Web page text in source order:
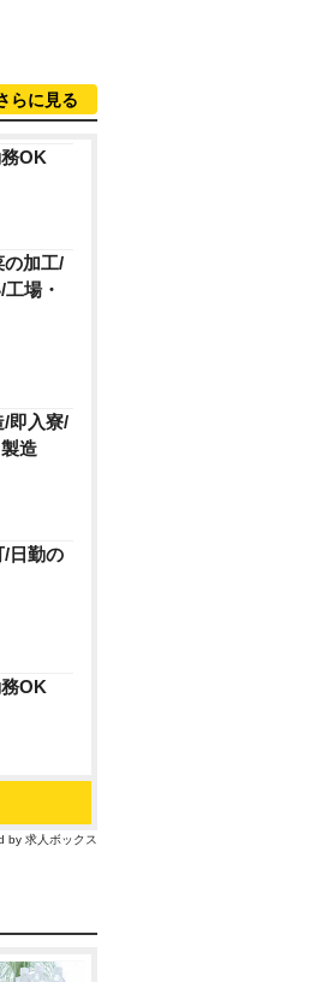
らに見る
OK
の加工/
場・
/即入寮/
造
/日勤の
OK
by 求人ボックス